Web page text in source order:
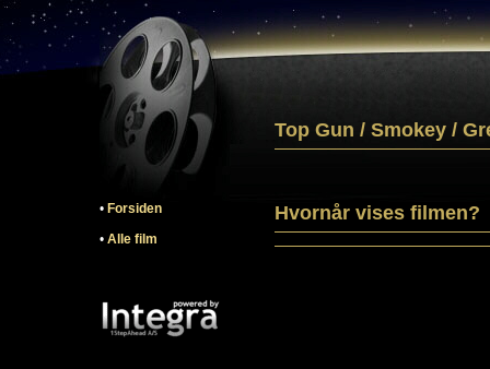
• Forsiden
• Alle film
Top Gun / Smokey /
Hvornår vises filmen?